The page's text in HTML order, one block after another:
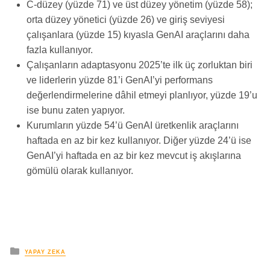
C-düzey (yüzde 71) ve üst düzey yönetim (yüzde 58);
orta düzey yönetici (yüzde 26) ve giriş seviyesi
çalışanlara (yüzde 15) kıyasla GenAI araçlarını daha
fazla kullanıyor.
Çalışanların adaptasyonu 2025’te ilk üç zorluktan biri
ve liderlerin yüzde 81’i GenAI’yi performans
değerlendirmelerine dâhil etmeyi planlıyor, yüzde 19’u
ise bunu zaten yapıyor.
Kurumların yüzde 54’ü GenAI üretkenlik araçlarını
haftada en az bir kez kullanıyor. Diğer yüzde 24’ü ise
GenAI’yi haftada en az bir kez mevcut iş akışlarına
gömülü olarak kullanıyor.
yayınlanan
YAPAY ZEKA